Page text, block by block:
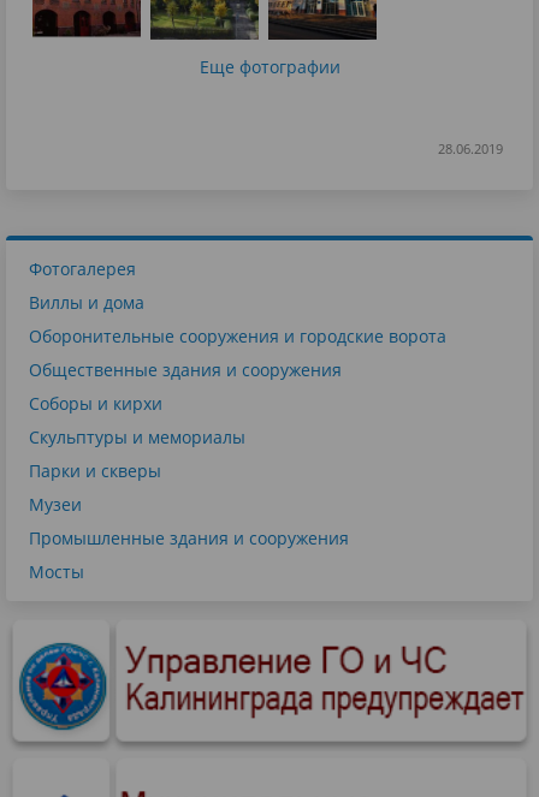
Еще фотографии
28.06.2019
Фотогалерея
Виллы и дома
Оборонительные сооружения и городские ворота
Общественные здания и сооружения
Соборы и кирхи
Скульптуры и мемориалы
Парки и скверы
Музеи
Промышленные здания и сооружения
Мосты